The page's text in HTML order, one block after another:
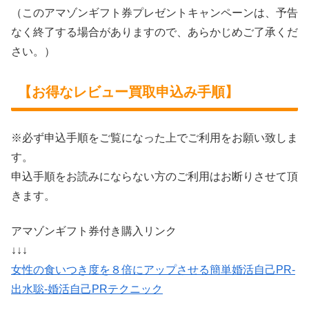
（このアマゾンギフト券プレゼントキャンペーンは、予告
なく終了する場合がありますので、あらかじめご了承くだ
さい。）
【お得なレビュー買取申込み手順】
※必ず申込手順をご覧になった上でご利用をお願い致しま
す。
申込手順をお読みにならない方のご利用はお断りさせて頂
きます。
アマゾンギフト券付き購入リンク
↓↓↓
女性の食いつき度を８倍にアップさせる簡単婚活自己PR-
出水聡-婚活自己PRテクニック